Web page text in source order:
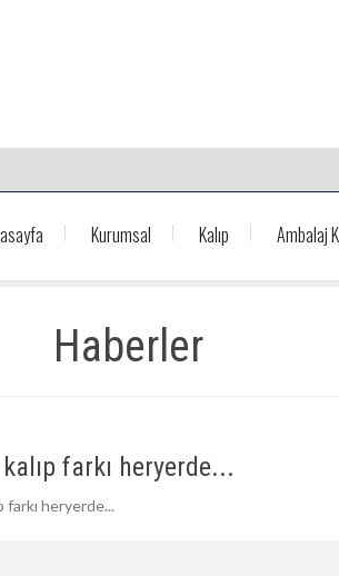
Kurumsal Kalıp Ambalaj
Haberler
farkı heryerde...
farkı heryerde...